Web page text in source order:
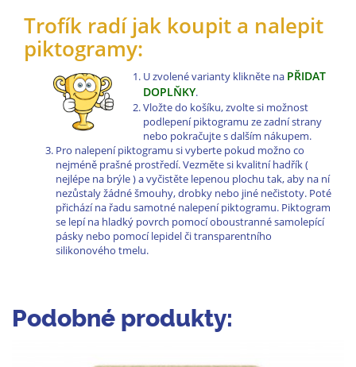
Trofík radí jak koupit a nalepit
piktogramy:
U zvolené varianty klikněte na PŘIDAT
DOPLŇKY.
Vložte do košíku, zvolte si možnost
podlepení piktogramu ze zadní strany
nebo pokračujte s dalším nákupem.
Pro nalepení piktogramu si vyberte pokud možno co
nejméně prašné prostředí. Vezměte si kvalitní hadřík (
nejlépe na brýle ) a vyčistěte lepenou plochu tak, aby na ní
nezůstaly žádné šmouhy, drobky nebo jiné nečistoty. Poté
přichází na řadu samotné nalepení piktogramu. Piktogram
se lepí na hladký povrch pomocí oboustranné samolepící
pásky nebo pomocí lepidel či transparentního
silikonového tmelu.
Podobné produkty: